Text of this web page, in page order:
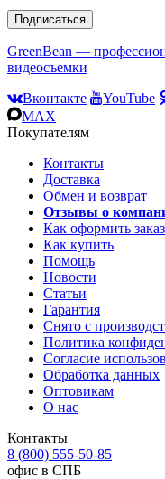
Подписаться
GreenBean —
видеосъемки
Вконтакте
YouTube
MAX
Покупателям
Контакты
Доставка
Обмен и возврат
Отзывы о
Как оформить заказ
Как купить
Помощь
Новости
Статьи
Гарантия
Снято с
Политика
Согласие
Обработка данных
Оптовикам
О нас
Контакты
8 (800) 555-50-85
офис в СПБ